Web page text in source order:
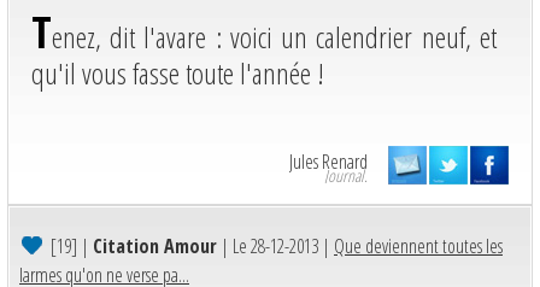
Tenez, dit l'avare : voici un calendrier neuf, et
qu'il vous fasse toute l'année !
Jules Renard
Journal.
[19] | Citation Amour | Le 28-12-2013 | Que deviennent toutes les
larmes qu'on ne verse pa...